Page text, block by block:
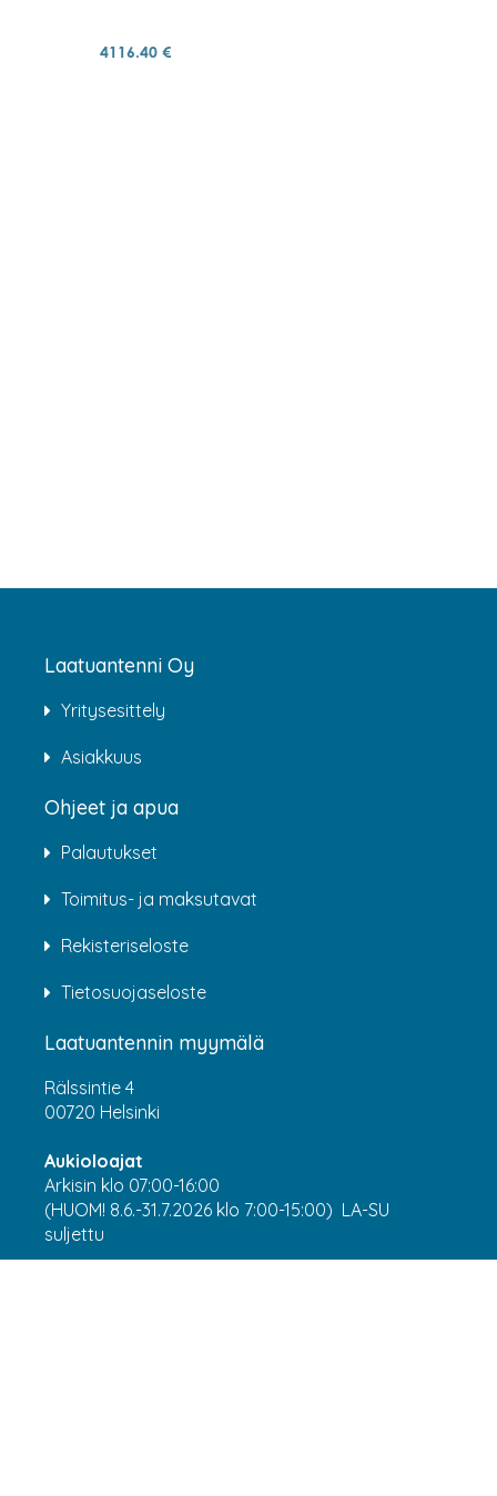
4116.40 €
Laatuantenni Oy
Yritysesittely
Asiakkuus
Ohjeet ja apua
Palautukset
Toimitus- ja maksutavat
Rekisteriseloste
Tietosuojaseloste
Laatuantennin myymälä
Rälssintie 4
00720 Helsinki
Aukioloajat
Arkisin klo 07:00-16:00
(HUOM! 8.6.-31.7.2026 klo 7:00-15:00) LA-SU
suljettu